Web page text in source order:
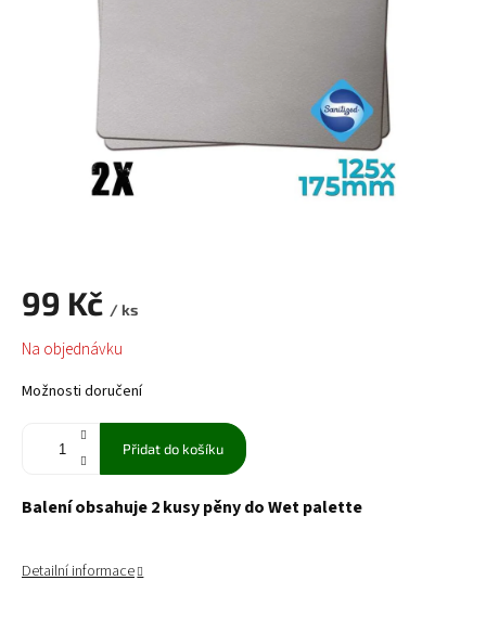
99 Kč / ks
Měrná
cena:
Na objednávku
Možnosti doručení
Přidat do košíku
Balení obsahuje 2 kusy pěny do Wet palette
Detailní informace